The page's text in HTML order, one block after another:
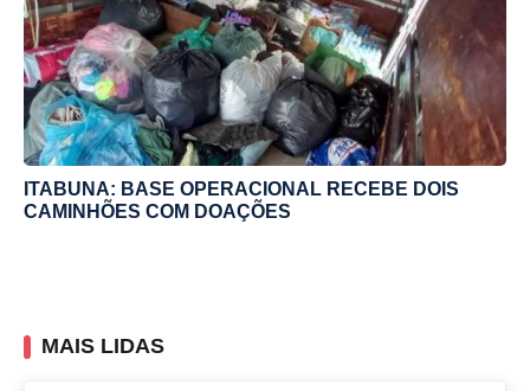
ITABUNA: BASE OPERACIONAL RECEBE DOIS
CAMINHÕES COM DOAÇÕES
MAIS LIDAS